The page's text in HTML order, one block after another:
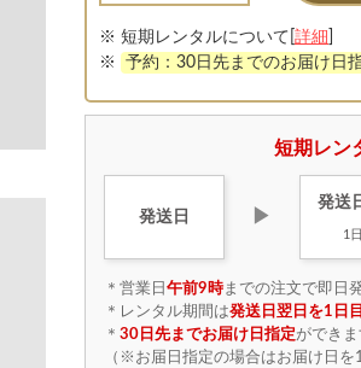
※ 短期レンタルについて[ 詳細
※
予約：30日先までのお届け日
短期レン
発送日 ▶
発送
1
＊営業日 午前9時までの注文で即日
＊レンタル期間は発送日翌日を1日目
＊ 30日先までお届け日指定ができま
（※お届日指定の場合はお届け日を